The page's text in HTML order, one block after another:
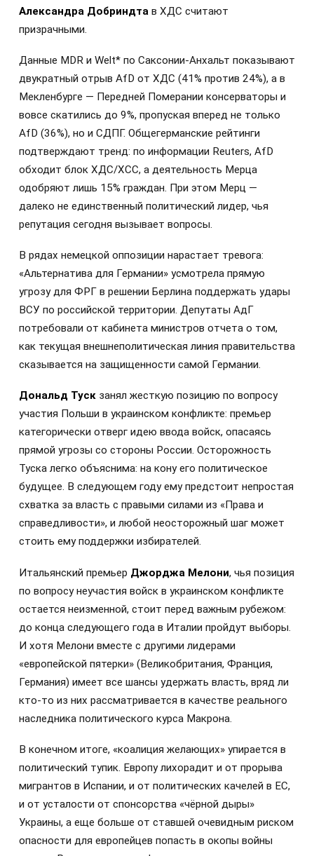
Александра Добриндта в ХДС считают
призрачными.
Данные MDR и Welt* по Саксонии-Анхальт показывают
двукратный отрыв AfD от ХДС (41% против 24%), а в
Мекленбурге — Передней Померании консерваторы и
вовсе скатились до 9%, пропуская вперед не только
AfD (36%), но и СДПГ. Общегерманские рейтинги
подтверждают тренд: по информации Reuters, AfD
обходит блок ХДС/ХСС, а деятельность Мерца
одобряют лишь 15% граждан. При этом Мерц —
далеко не единственный политический лидер, чья
репутация сегодня вызывает вопросы.
В рядах немецкой оппозиции нарастает тревога:
«Альтернатива для Германии» усмотрела прямую
угрозу для ФРГ в решении Берлина поддержать удары
ВСУ по российской территории. Депутаты АдГ
потребовали от кабинета министров отчета о том,
как текущая внешнеполитическая линия правительства
сказывается на защищенности самой Германии.
Дональд Туск занял жесткую позицию по вопросу
участия Польши в украинском конфликте: премьер
категорически отверг идею ввода войск, опасаясь
прямой угрозы со стороны России. Осторожность
Туска легко объяснима: на кону его политическое
будущее. В следующем году ему предстоит непростая
схватка за власть с правыми силами из «Права и
справедливости», и любой неосторожный шаг может
стоить ему поддержки избирателей.
Итальянский премьер Джорджа Мелони, чья позиция
по вопросу неучастия войск в украинском конфликте
остается неизменной, стоит перед важным рубежом:
до конца следующего года в Италии пройдут выборы.
И хотя Мелони вместе с другими лидерами
«европейской пятерки» (Великобритания, Франция,
Германия) имеет все шансы удержать власть, вряд ли
кто-то из них рассматривается в качестве реального
наследника политического курса Макрона.
В конечном итоге, «коалиция желающих» упирается в
политический тупик. Европу лихорадит и от прорыва
мигрантов в Испании, и от политических качелей в ЕС,
и от усталости от спонсорства «чёрной дыры»
Украины, а еще больше от ставшей очевидным риском
опасности для европейцев попасть в окопы войны